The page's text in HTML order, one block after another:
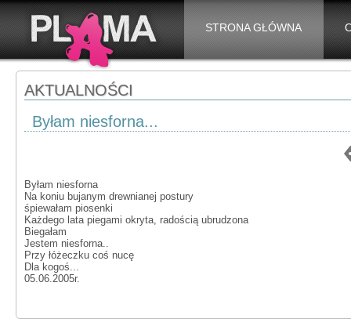
STRONA GŁÓWNA
AKTUALNOŚCI
Byłam niesforna...
Byłam niesforna
Na koniu bujanym drewnianej postury
śpiewałam piosenki
Każdego lata piegami okryta, radością ubrudzona
Biegałam
Jestem niesforna..
Przy łóżeczku coś nucę
Dla kogoś...
05.06.2005r.